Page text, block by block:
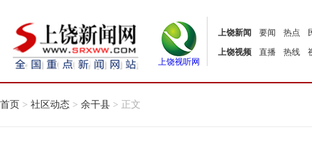
上饶视听网
上饶新闻 要闻 热点
上饶视频
直播 热线
首页 > 社区动态 > 余干县 > 正文